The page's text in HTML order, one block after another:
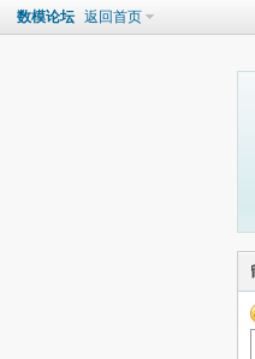
数模论坛 返回首页